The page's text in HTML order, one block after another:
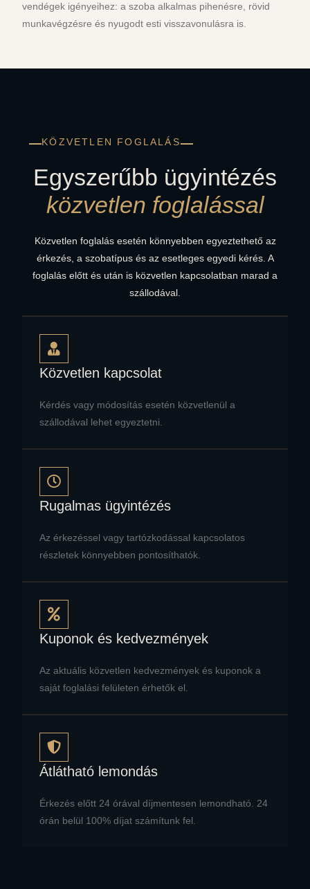
vendégek igényeihez: a szoba alkalmas pihenésre, rövid
munkavégzésre és nyugodt esti visszavonulásra is.
Közvetlen foglalás esetén könnyebben egyeztethető az
érkezés, a szobatípus és az esetleges egyedi kérés. A
foglalás előtt és után is közvetlen kapcsolatban marad a
szállodával.
Egyszerűbb ügyintézés
közvetlen foglalással
KÖZVETLEN FOGLALÁS
Közvetlen kapcsolat
Kérdés vagy módosítás esetén közvetlenül a
szállodával lehet egyeztetni.
Rugalmas ügyintézés
Az érkezéssel vagy tartózkodással kapcsolatos
részletek könnyebben pontosíthatók.
Kuponok és kedvezmények
Az aktuális közvetlen kedvezmények és kuponok a
saját foglalási felületen érhetők el.
Átlátható lemondás
Érkezés előtt 24 órával díjmentesen lemondható. 24
órán belül 100% díjat számítunk fel.